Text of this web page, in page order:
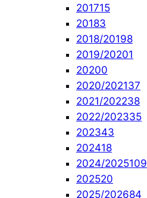
201715
20183
2018/20198
2019/20201
20200
2020/202137
2021/202238
2022/202335
202343
202418
2024/2025109
202520
2025/202684